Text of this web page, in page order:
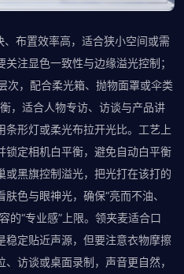
布置效率高，适合狭小空间或需
注显色一致性与边缘溢光控制；
次，配合柔光箱、抛物面罩或伞类
，适合人物专访、访谈与产品讲
形灯或柔光布拉开光比。工艺上
锁定相机白平衡，避免自动白平衡
黑旗控制溢光，把光打在该打的
色与眼神光，确保“亮而不油、
的“专业感”上限。领夹麦适合口
定贴近声源，但要注意衣物摩擦
访谈或桌面录制，声音更自然，